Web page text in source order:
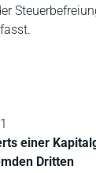
einer
Dritten